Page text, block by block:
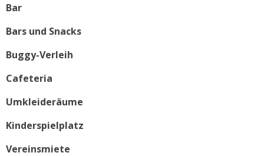
Bar
Bars und Snacks
Buggy-Verleih
Cafeteria
Umkleideräume
Kinderspielplatz
Vereinsmiete